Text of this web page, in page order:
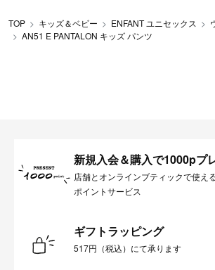
TOP キッズ＆ベビー ENFANT ユニセックス
AN51 E PANTALON キッズ パンツ
新規入会＆購入で1000pプ
店舗とオンラインブティックで使え
ポイントサービス
ギフトラッピング
517円（税込）にて承ります